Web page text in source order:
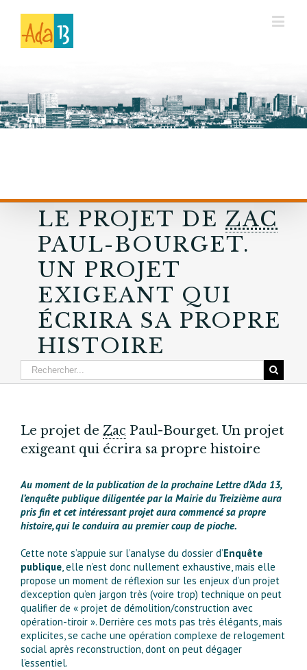
LE PROJET DE ZAC
PAUL-BOURGET.
UN PROJET
EXIGEANT QUI
ÉCRIRA SA PROPRE
HISTOIRE
Le projet de Zac Paul-Bourget. Un projet
exigeant qui écrira sa propre histoire
Au moment de la publication de la prochaine Lettre d’Ada 13,
l’enquête publique diligentée par la Mairie du Treizième aura
pris fin et cet intéressant projet aura commencé sa propre
histoire, qui le conduira au premier coup de pioche.
Cette note s’appuie sur l’analyse du dossier d’Enquête
publique, elle n’est donc nullement exhaustive, mais elle
propose un moment de réflexion sur les enjeux d’un projet
d’exception qu’en jargon très (voire trop) technique on peut
qualifier de « projet de démolition/construction avec
opération-tiroir ». Derrière ces mots pas très élégants, mais
explicites, se cache une opération complexe de relogement
social après reconstruction, dont on peut dégager
l’essentiel.